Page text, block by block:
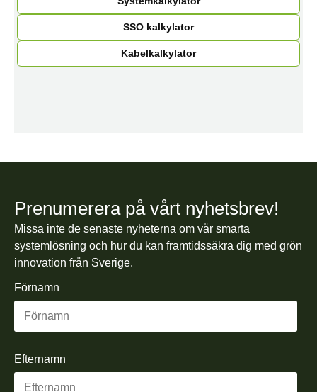
SSO kalkylator
Kabelkalkylator
Prenumerera på vårt nyhetsbrev!
Missa inte de senaste nyheterna om vår smarta
systemlösning och hur du kan framtidssäkra dig med grön
innovation från Sverige.
Förnamn
Efternamn